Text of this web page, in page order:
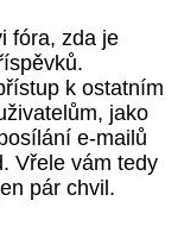
fóra, zda je
k ostatním
jako
e-mailů
Vřele vám tedy
pár chvil.